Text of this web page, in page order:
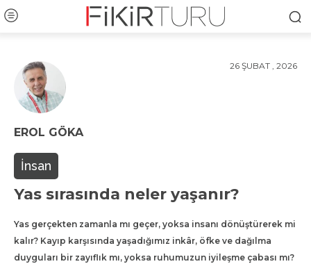
26 ŞUBAT , 2026
EROL GÖKA
İnsan
Yas sırasında neler yaşanır?
Yas gerçekten zamanla mı geçer, yoksa insanı dönüştürerek mi
kalır? Kayıp karşısında yaşadığımız inkâr, öfke ve dağılma
duyguları bir zayıflık mı, yoksa ruhumuzun iyileşme çabası mı?